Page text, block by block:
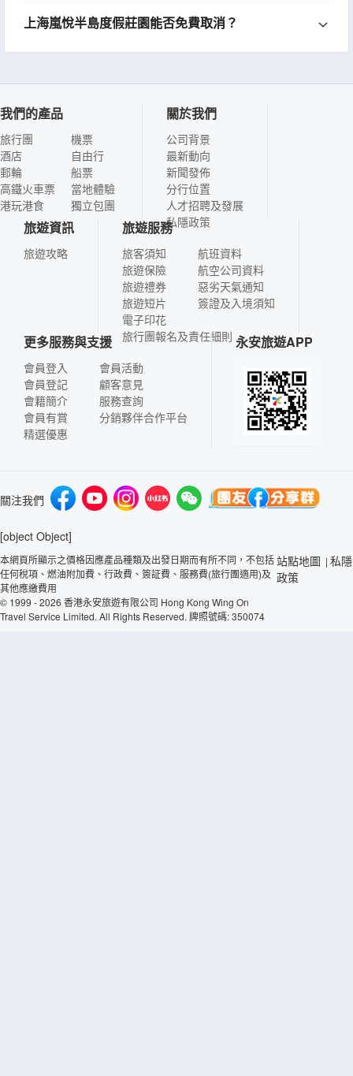
上海嵐悅半島度假莊園能否免費取消？
我們的產品
旅行團
酒店
郵輪
高鐵火車票
港玩港食
機票
自由行
船票
當地體驗
獨立包團
關於我們
公司背景
最新動向
新聞發佈
分行位置
人才招聘及發展
私隱政策
旅遊資訊
旅遊攻略
旅遊服務
旅客須知
旅遊保險
旅遊禮券
旅遊短片
電子印花
航班資料
航空公司資料
惡劣天氣通知
簽證及入境須知
旅行團報名及責任細則
更多服務與支援
會員登入
會員登記
會籍簡介
會員有賞
精選優惠
會員活動
顧客意見
服務查詢
分銷夥伴合作平台
永安旅遊APP
關注我們
[object Object]
本網頁所顯示之價格因應產品種類及出發日期而有所不同，不包括
任何稅項、燃油附加費、行政費、簽証費、服務費(旅行團適用)及
其他應繳費用
© 1999 - 2026 香港永安旅遊有限公司 Hong Kong Wing On
Travel Service Limited. All Rights Reserved. 牌照號碼: 350074
站點地圖 | 私隱
政策